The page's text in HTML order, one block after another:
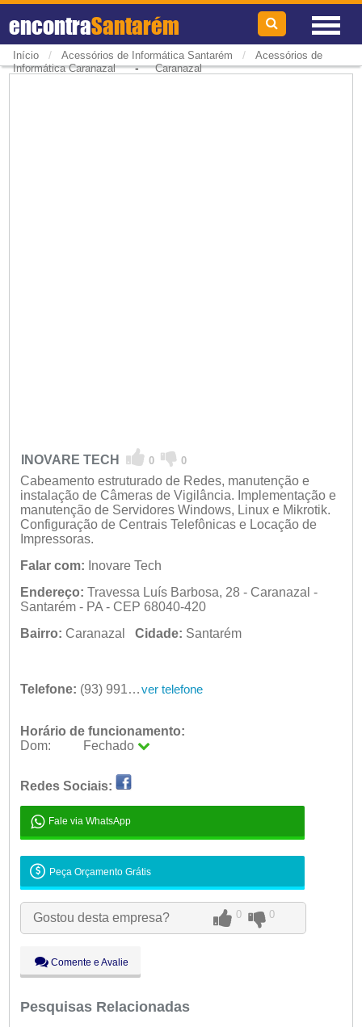
encontraSantarém
Início / Acessórios de Informática Santarém / Acessórios de
Informática Caranazal-Caranazal
INOVARE TECH 0 0
Cabeamento estruturado de Redes, manutenção e
instalação de Câmeras de Vigilância. Implementação e
manutenção de Servidores Windows, Linux e Mikrotik.
Configuração de Centrais Telefônicas e Locação de
Impressoras.
Falar com: Inovare Tech
Endereço: Travessa Luís Barbosa, 28 - Caranazal -
Santarém - PA - CEP 68040-420
Bairro: Caranazal Cidade: Santarém
Telefone: (93) 9916-17741 ver telefone
Horário de funcionamento:
Dom:
Fechado
Ter:
09:00 - 18:00
Qui:
09:00 - 18:00
Sex:
09:00 - 18:00
Sáb:
Fechado
Dom:
Fechado
Redes Sociais:
Fale via WhatsApp
Peça Orçamento Grátis
Gostou desta empresa? 0 0
Comente e Avalie
Pesquisas Relacionadas